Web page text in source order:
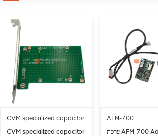
CVM specialized capacitor
CVM specialized capacitor
AFM-700
ערכת AFM-700 Adaptec